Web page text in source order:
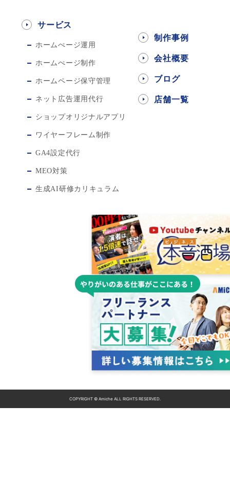
サービス
ホームぺージ運用
ホームぺージ制作
ホームページ保守管理
ネット広告運用代行
ショップオリジナルアプリ
ワイヤーフレーム制作
GA4設定代行
MEO対策
生成AI研修カリキュラム
制作事例
会社概要
ブログ
店舗一覧
COPYRIGHT © Amiche ALL RIGHTS RESERVED.